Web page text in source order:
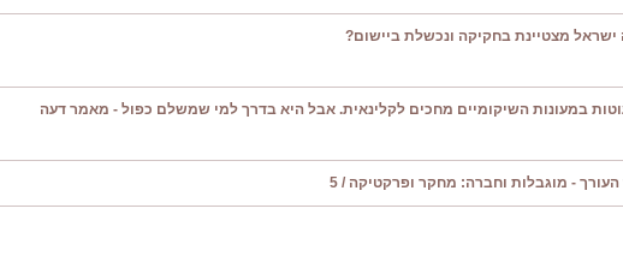
מצטיינת בחקיקה ונכשלת ביישום?
במעונות השיקומיים מחכים לקלינאית. אבל היא בדרך למי שמשלם כפול - מאמר דעה
- מוגבלות וחברה: מחקר ופרקטיקה / 5